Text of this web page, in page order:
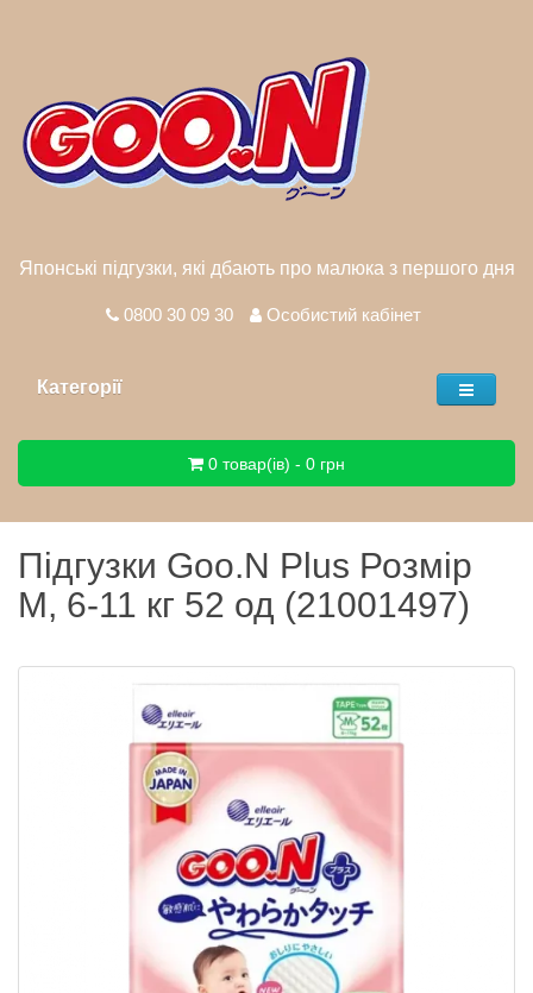
Японські підгузки, які дбають про малюка з першого дня
0800 30 09 30 Особистий кабінет
Категорії
0 товар(ів) - 0 грн
Підгузки Goo.N Plus Розмір
M, 6-11 кг 52 од (21001497)